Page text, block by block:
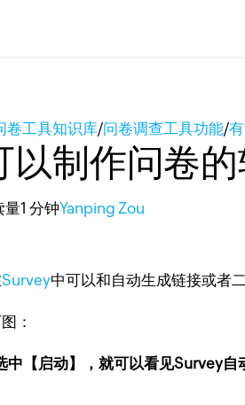
卷工具知识库/问卷调查工具功能/
以制作问卷
量1 分钟Yanping Zou
Survey中可以和自动生成链接或者
：
中【启动】，就可以看见Survey